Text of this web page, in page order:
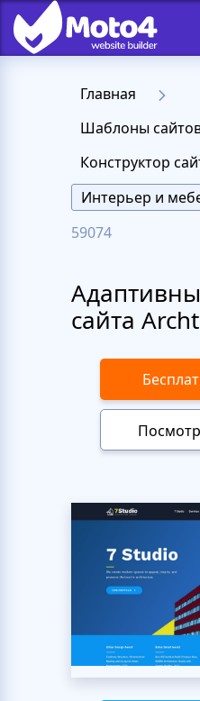
Главная
Шаблоны
Конструктор
Интерьер и
59074
сайта